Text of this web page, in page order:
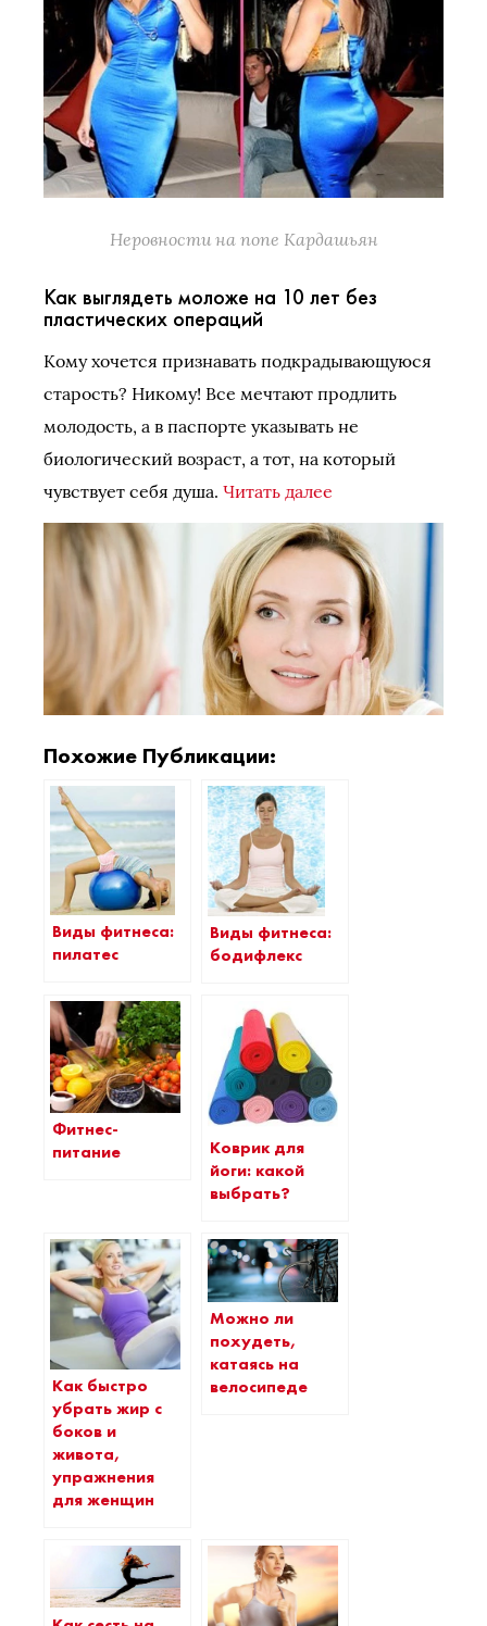
Неровности на попе Кардашьян
Как выглядеть моложе на 10 лет без
пластических операций
Кому хочется признавать подкрадывающуюся
старость? Никому! Все мечтают продлить
молодость, а в паспорте указывать не
биологический возраст, а тот, на который
чувствует себя душа. Читать далее
Похожие Публикации:
Виды фитнеса:
пилатес
Виды фитнеса:
бодифлекс
Фитнес-
питание
Коврик для
йоги: какой
выбрать?
Как быстро
убрать жир с
боков и
живота,
упражнения
для женщин
Можно ли
похудеть,
катаясь на
велосипеде